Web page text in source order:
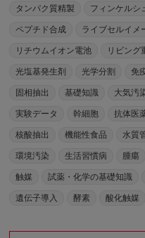
タンパク質精製 フィンケルシ
ペプチド合成 ライブセルイメ
リチウムイオン電池 リビング
光塩基発生剤 光学分割 免
固相抽出 基礎知識 大気汚
実験データ 幹細胞 抗体医
核酸抽出 機能性食品 水質
環境汚染 生活習慣病 腫瘍
触媒 試薬・化学の基礎知識
遺伝子導入 酵素 酸化触媒